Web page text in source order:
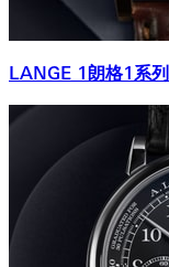
LANGE 1朗格1系列